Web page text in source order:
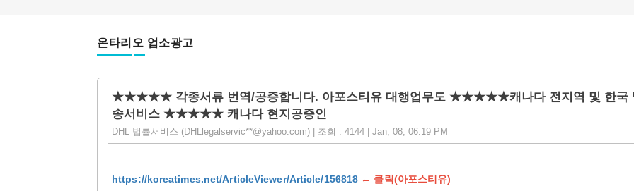
온타리오 업소광고
★★★★★ 각종서류 번역/공증합니다. 아포스티유 대행업무도 ★★★★★캐나다 전지역 및 한국
송서비스 ★★★★★ 캐나다 현지공증인
DHL 법률서비스 (DHLlegalservic**@yahoo.com) | 조회 : 4144 | Jan, 08, 06:19 PM
https://koreatimes.net/ArticleViewer/Article/156818 ← 클릭(아포스티유)